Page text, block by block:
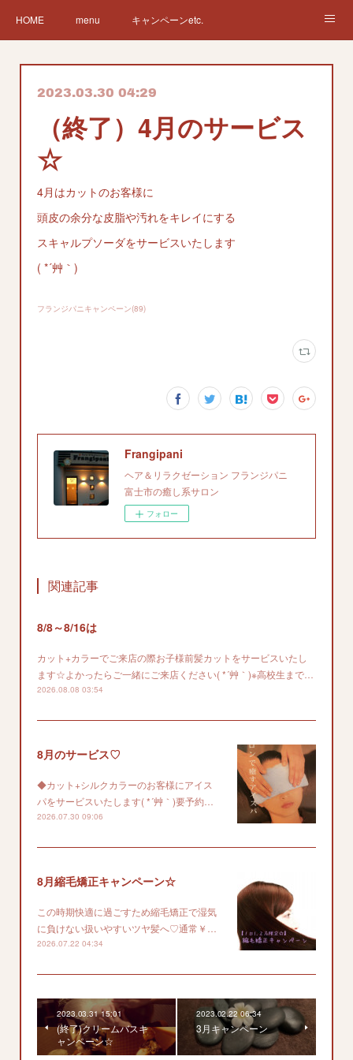
HOME menu キャンペーンetc.
サロン紹介 サービス
2023.03.30 04:29
（終了）4月のサービス
☆
4月はカットのお客様に
頭皮の余分な皮脂や汚れをキレイにする
スキャルプソーダをサービスいたします
( *´艸｀)
フランジパニキャンペーン(89)
Frangipani
ヘア＆リラクゼーション フランジパニ
富士市の癒し系サロン
フォロー
関連記事
8/8～8/16は
カット+カラーでご来店の際お子様前髪カットをサービスいたし
ます☆よかったらご一緒にご来店ください( *´艸｀)※高校生まで…
2026.08.08 03:54
8月のサービス♡
◆カット+シルクカラーのお客様にアイス
パをサービスいたします( *´艸｀)要予約…
2026.07.30 09:06
8月縮毛矯正キャンペーン☆
この時期快適に過ごすため縮毛矯正で湿気
に負けない扱いやすいツヤ髪へ♡通常￥…
2026.07.22 04:34
2023.03.31 15:01
(終了)クリームバスキ
ャンペーン☆
2023.02.22 06:34
3月キャンペーン